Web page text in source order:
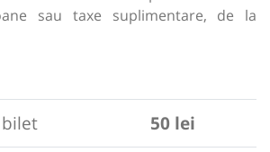
sau taxe suplimentare, de la
50 lei